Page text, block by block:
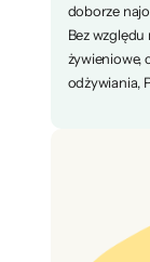
doborze
Bez
żywieniowe,
odżywiania,